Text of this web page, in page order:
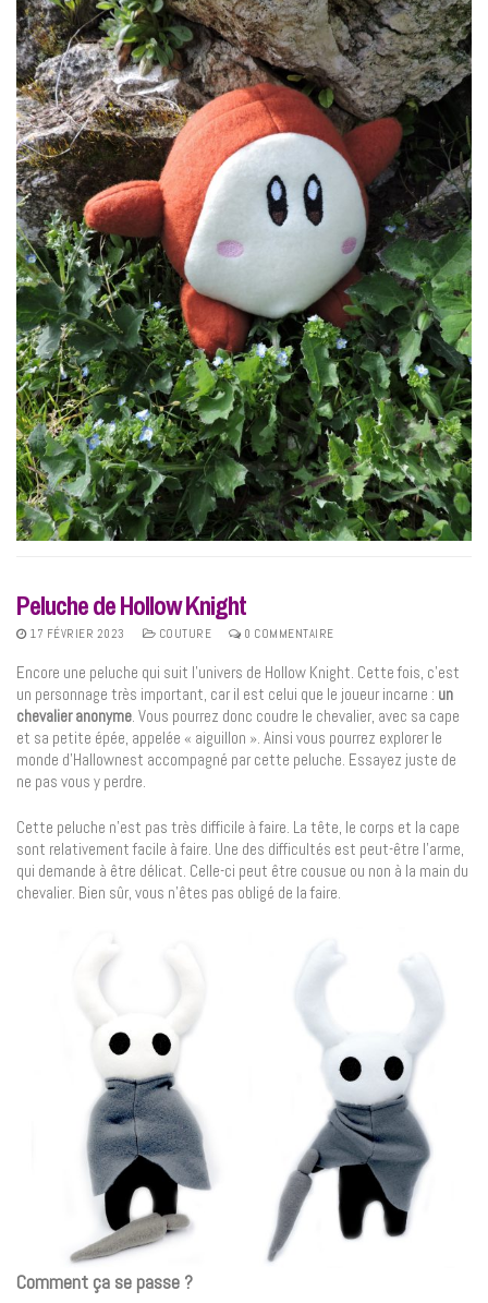
Peluche de Hollow Knight
17 FÉVRIER 2023 COUTURE 0 COMMENTAIRE
Encore une peluche qui suit l’univers de Hollow Knight. Cette fois, c’est
un personnage très important, car il est celui que le joueur incarne : un
chevalier anonyme. Vous pourrez donc coudre le chevalier, avec sa cape
et sa petite épée, appelée « aiguillon ». Ainsi vous pourrez explorer le
monde d’Hallownest accompagné par cette peluche. Essayez juste de
ne pas vous y perdre.
Cette peluche n’est pas très difficile à faire. La tête, le corps et la cape
sont relativement facile à faire. Une des difficultés est peut-être l’arme,
qui demande à être délicat. Celle-ci peut être cousue ou non à la main du
chevalier. Bien sûr, vous n’êtes pas obligé de la faire.
Comment ça se passe ?